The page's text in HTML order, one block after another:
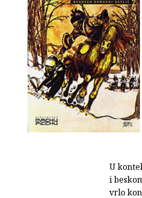
U
i
vrlo